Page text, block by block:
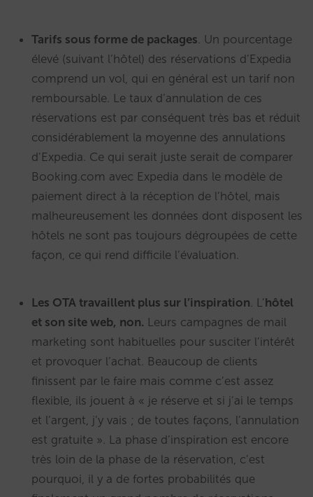
Tarifs sous forme de packages. Un pourcentage
élevé (suivant l’hôtel) des réservations d’Expedia
comprend un vol, qui en général est un tarif non
remboursable. Le taux d’annulation de ces
réservations est par conséquent très bas et réduit
considérablement la moyenne des annulations
d’Expedia. Ce qui serait juste serait de comparer
Booking.com avec Expedia dans le modèle de
paiement direct à la réception de l’hôtel, mais
malheureusement les données dont disposent les
hôtels ne sont pas toujours dégroupées de cette
façon, ce qui rend difficile l’évaluation.
Les OTA travaillent plus sur l’inspiration. L’hôtel
et son site web, non. Leurs campagnes de mail
marketing sont habituelles pour susciter l’intérêt
et provoquer l’achat. Beaucoup de clients
finissent par le faire mais comme c’est assez
flexible, ils jouent à « je réserve et si j’ai le temps
et l’argent, j’y vais ; de toutes façons, l’annulation
est gratuite ». La phase d’inspiration est encore
très loin de la phase de la réservation, c’est
pourquoi, il y a de fortes probabilités que